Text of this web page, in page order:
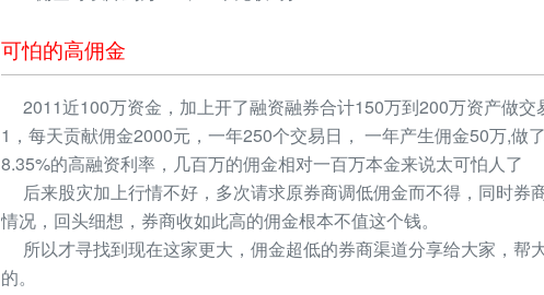
可怕的高佣金
2011近100万资金，加上开了融资融券合计150万到200万资产做
1，每天贡献佣金2000元，一年250个交易日， 一年产生佣金50万,做
8.35%的高融资利率，几百万的佣金相对一百万本金来说太可怕人了
后来股灾加上行情不好，多次请求原券商调低佣金而不得，同时券
情况，回头细想，券商收如此高的佣金根本不值这个钱。
所以才寻找到现在这家更大，佣金超低的券商渠道分享给大家，帮
的。